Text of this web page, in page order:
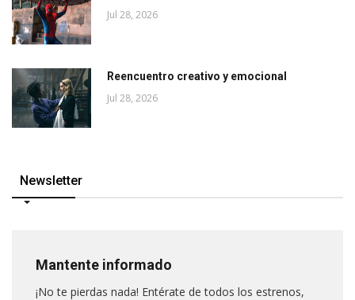
Jul 28, 2026
Reencuentro creativo y emocional
Jul 28, 2026
Newsletter
Mantente informado
¡No te pierdas nada! Entérate de todos los estrenos,